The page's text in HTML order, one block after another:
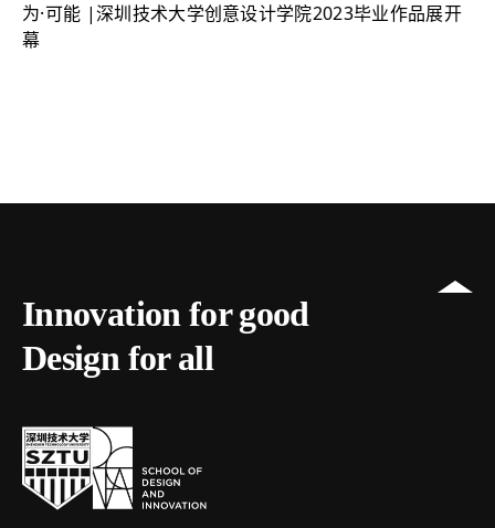
为·可能 |深圳技术大学创意设计学院2023毕业作品展开
幕
Innovation for good
Design for all